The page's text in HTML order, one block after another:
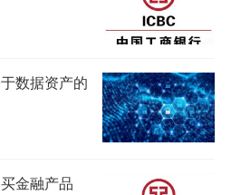
数据资产的
金融产品